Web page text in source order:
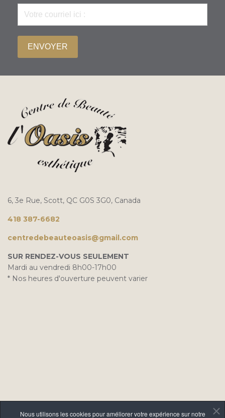
ENVOYER
6, 3e Rue, Scott, QC G0S 3G0, Canada
418 387-6682
centredebeauteoasis@gmail.com
SUR RENDEZ-VOUS SEULEMENT
Mardi au vendredi 8h00-17h00
* Nos heures d'ouverture peuvent varier
Nous utilisons les cookies pour améliorer votre expérience sur notre